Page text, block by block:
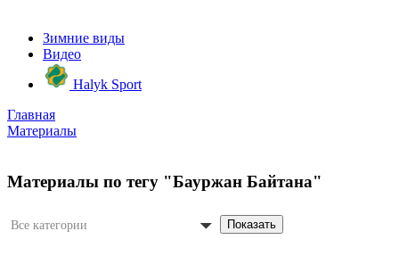
Зимние виды
Видео
Halyk Sport
Главная
Материалы
Материалы по тегу "Бауржан Байтана"
Все категории Показать